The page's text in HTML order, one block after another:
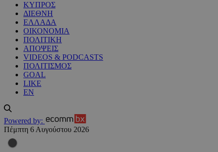
ΚΥΠΡΟΣ
ΔΙΕΘΝΗ
ΕΛΛΑΔΑ
ΟΙΚΟΝΟΜΙΑ
ΠΟΛΙΤΙΚΗ
ΑΠΟΨΕΙΣ
VIDEOS & PODCASTS
ΠΟΛΙΤΙΣΜΟΣ
GOAL
LIKE
EN
Powered by:
Πέμπτη 6 Αυγούστου 2026